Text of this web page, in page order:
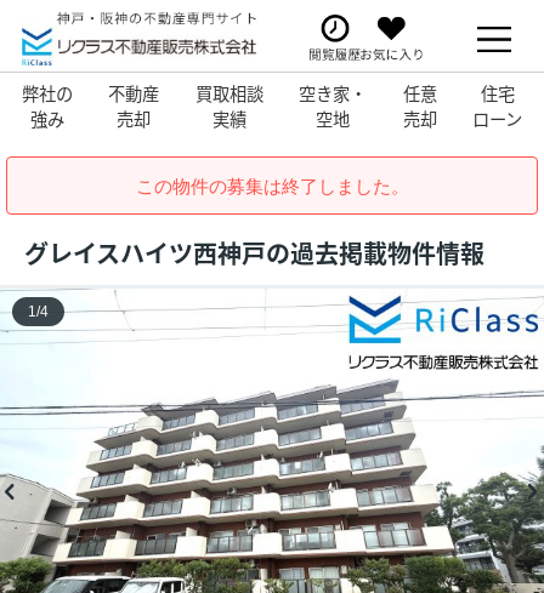
弊社の
強み
不動産
売却
買取相談
実績
空き家・
空地
任意
売却
住宅
ローン
この物件の募集は終了しました。
グレイスハイツ西神戸の過去掲載物件情報
1/4